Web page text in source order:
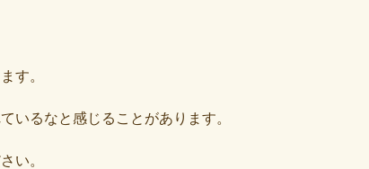
す。
いるなと感じることがあります。
い。